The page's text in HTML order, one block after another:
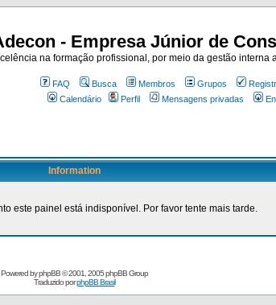
- Empresa Júnior de
na formação profissional, por meio da gestão
FAQ Busca Membros Grupos
Calendário
Perfil Mensagens privadas
Information
este painel está indisponível. Por favor tente mais tarde.
Powered byphpBB© 2001, 2005 phpBB Group
Traduzido porphpBB Brasil